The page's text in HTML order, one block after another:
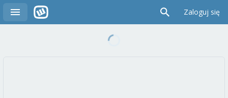
Zaloguj się